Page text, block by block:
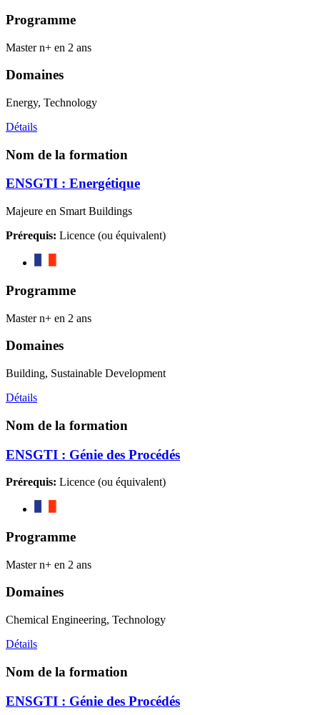
Programme
Master n+ en 2 ans
Domaines
Energy, Technology
Détails
Nom de la formation
ENSGTI : Energétique
Majeure en Smart Buildings
Prérequis: Licence (ou équivalent)
Programme
Master n+ en 2 ans
Domaines
Building, Sustainable Development
Détails
Nom de la formation
ENSGTI : Génie des Procédés
Prérequis: Licence (ou équivalent)
Programme
Master n+ en 2 ans
Domaines
Chemical Engineering, Technology
Détails
Nom de la formation
ENSGTI : Génie des Procédés